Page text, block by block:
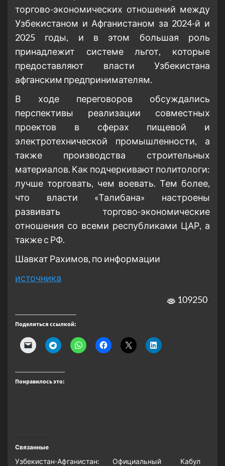
торгово-экономических отношений между
Узбекистаном и Афганистаном за 2024-й и
2025 годы, и в этом большая роль
принадлежит системе льгот, которые
предоставляют власти Узбекистана
афганским предпринимателям.
В ходе переговоров обсуждались
перспективы реализации совместных
проектов в сферах пищевой и
электротехнической промышленности, а
также производства строительных
материалов. Как подчеркивают политологи:
лучше торговать, чем воевать. Тем более,
что власти «Талибана» настроены
развивать торгово-экономические
отношения со всеми республиками ЦАР, а
также с РФ.
Шавкат Рахимов, по информации
источника
109250
Поделиться ссылкой:
Понравилось это:
Связанные
Узбекистан-Афганистан:
Официальный Кабул